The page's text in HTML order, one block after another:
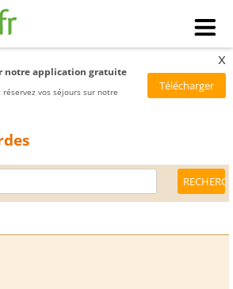
notre application gratuite
réservez vos séjours sur notre
x